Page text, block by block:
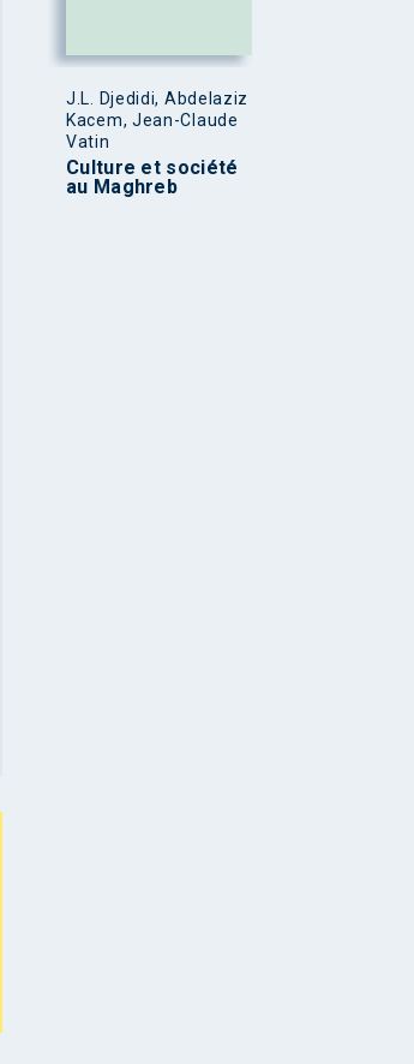
J.L. Djedidi, Abdelaziz
Kacem, Jean-Claude
Vatin
Culture et société
au Maghreb